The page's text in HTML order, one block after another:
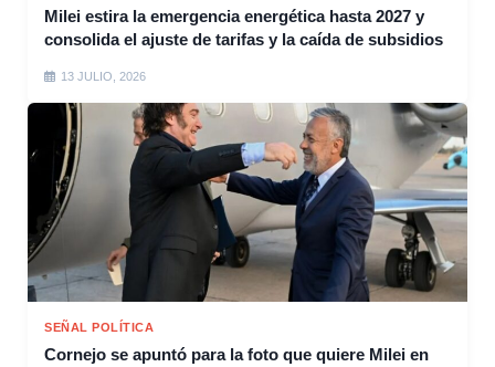
Milei estira la emergencia energética hasta 2027 y
consolida el ajuste de tarifas y la caída de subsidios
13 JULIO, 2026
SEÑAL POLÍTICA
Cornejo se apuntó para la foto que quiere Milei en